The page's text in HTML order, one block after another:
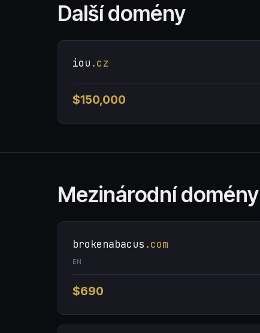
Další domény
iou .cz
$150,000
Mezinárodní domény
brokenabacus .com
EN
$690